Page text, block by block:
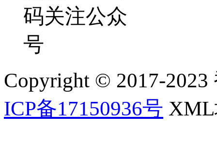
码关注公众
号
Copyright © 2017-2023
ICP备17150936号